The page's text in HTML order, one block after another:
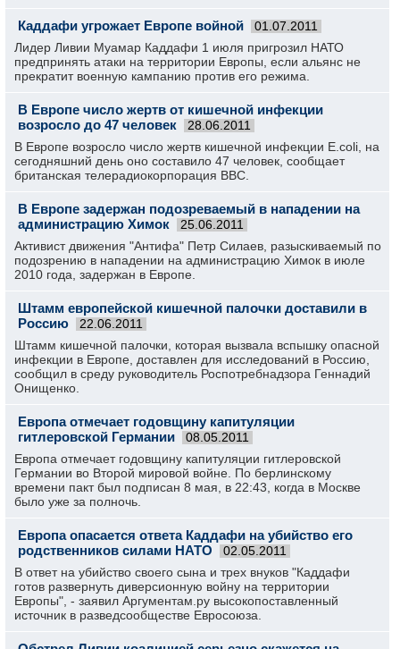
Каддафи угрожает Европе войной 01.07.2011
Лидер Ливии Муамар Каддафи 1 июля пригрозил НАТО
предпринять атаки на территории Европы, если альянс не
прекратит военную кампанию против его режима.
В Европе число жертв от кишечной инфекции
возросло до 47 человек
28.06.2011
В Европе возросло число жертв кишечной инфекции E.coli, на
сегодняшний день оно составило 47 человек, сообщает
британская телерадиокорпорация BBC.
В Европе задержан подозреваемый в нападении на
администрацию Химок
25.06.2011
Активист движения "Антифа" Петр Силаев, разыскиваемый по
подозрению в нападении на администрацию Химок в июле
2010 года, задержан в Европе.
Штамм европейской кишечной палочки доставили в
Россию
22.06.2011
Штамм кишечной палочки, которая вызвала вспышку опасной
инфекции в Европе, доставлен для исследований в Россию,
сообщил в среду руководитель Роспотребнадзора Геннадий
Онищенко.
Европа отмечает годовщину капитуляции
гитлеровской Германии
08.05.2011
Европа отмечает годовщину капитуляции гитлеровской
Германии во Второй мировой войне. По берлинскому
времени пакт был подписан 8 мая, в 22:43, когда в Москве
было уже за полночь.
Европа опасается ответа Каддафи на убийство его
родственников силами НАТО
02.05.2011
В ответ на убийство своего сына и трех внуков "Каддафи
готов развернуть диверсионную войну на территории
Европы", - заявил Аргументам.ру высокопоставленный
источник в разведсообществе Евросоюза.